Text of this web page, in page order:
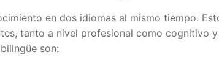
en dos idiomas al mismo tiempo.
tanto a nivel profesional como cognitivo y
son: